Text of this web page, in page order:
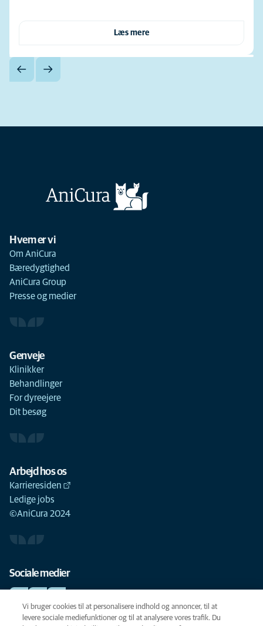
Læs mere
Hvem er vi
Om AniCura
Bæredygtighed
AniCura Group
Presse og medier
Genveje
Klinikker
Behandlinger
For dyreejere
Dit besøg
Arbejd hos os
Karrieresiden
Ledige jobs
©AniCura 2024
Sociale medier
Vi bruger cookies til at personalisere indhold og annoncer, til at
levere sociale mediefunktioner og til at analysere vores trafik. Du